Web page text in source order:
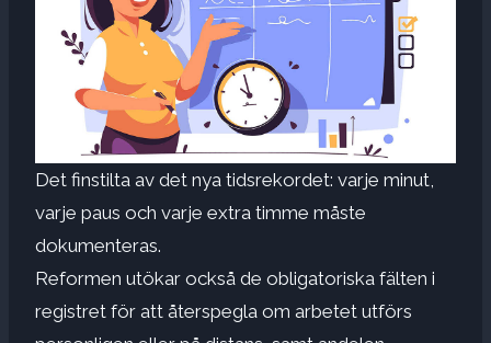
Det finstilta av det nya tidsrekordet: varje minut,
varje paus och varje extra timme måste
dokumenteras.
Reformen utökar också de obligatoriska fälten i
registret för att återspegla om arbetet utförs